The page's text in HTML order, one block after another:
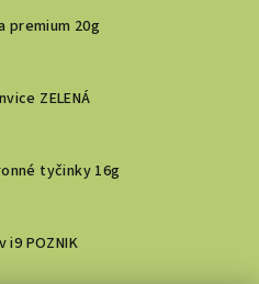
premium 20g
ZELENÁ
tyčinky 16g
i9 POZNIK